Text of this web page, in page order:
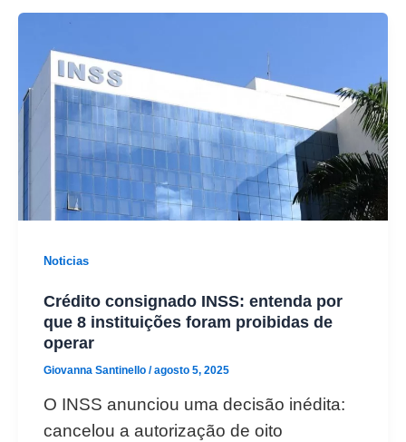
Noticias
Crédito consignado INSS: entenda por
que 8 instituições foram proibidas de
operar
Giovanna Santinello /agosto 5, 2025
O INSS anunciou uma decisão inédita:
cancelou a autorização de oito